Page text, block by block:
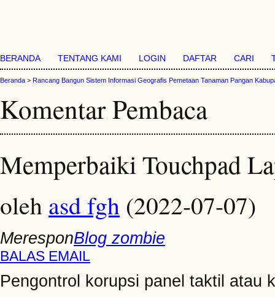
BERANDA TENTANG KAMI LOGIN DAFTAR CARI
Beranda > Rancang Bangun Sistem Informasi Geografis Pemetaan Tanaman Pangan
Komentar Pembaca
Memperbaiki Touchpad
oleh asd fgh (2022-07-07)
MeresponBlog zombie
BALAS EMAIL
Pengontrol korupsi panel taktil atau